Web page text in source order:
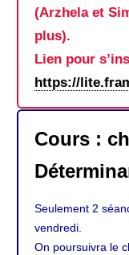
(Arzhela et
plus).
Lien pour
https://
Cours :
Seulement 2
vendredi.
On poursuivra le